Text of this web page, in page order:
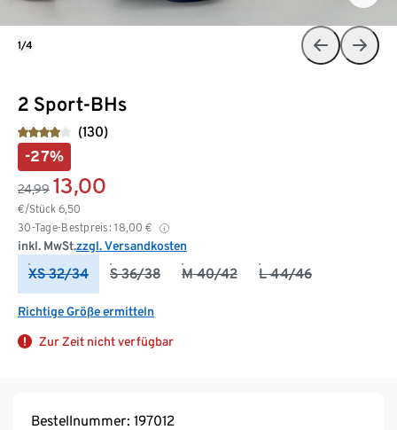
2 Sport-BHs
(130)
-27%
24,99 13,00
€/Stück 6,50
30-Tage-Bestpreis: 18,00 €
inkl. MwSt.zzgl. Versandkosten
XS 32/34 S 36/38 M 40/42 L 44/46
Richtige Größe ermitteln
Zur Zeit nicht verfügbar
1/4
Bestellnummer: 197012